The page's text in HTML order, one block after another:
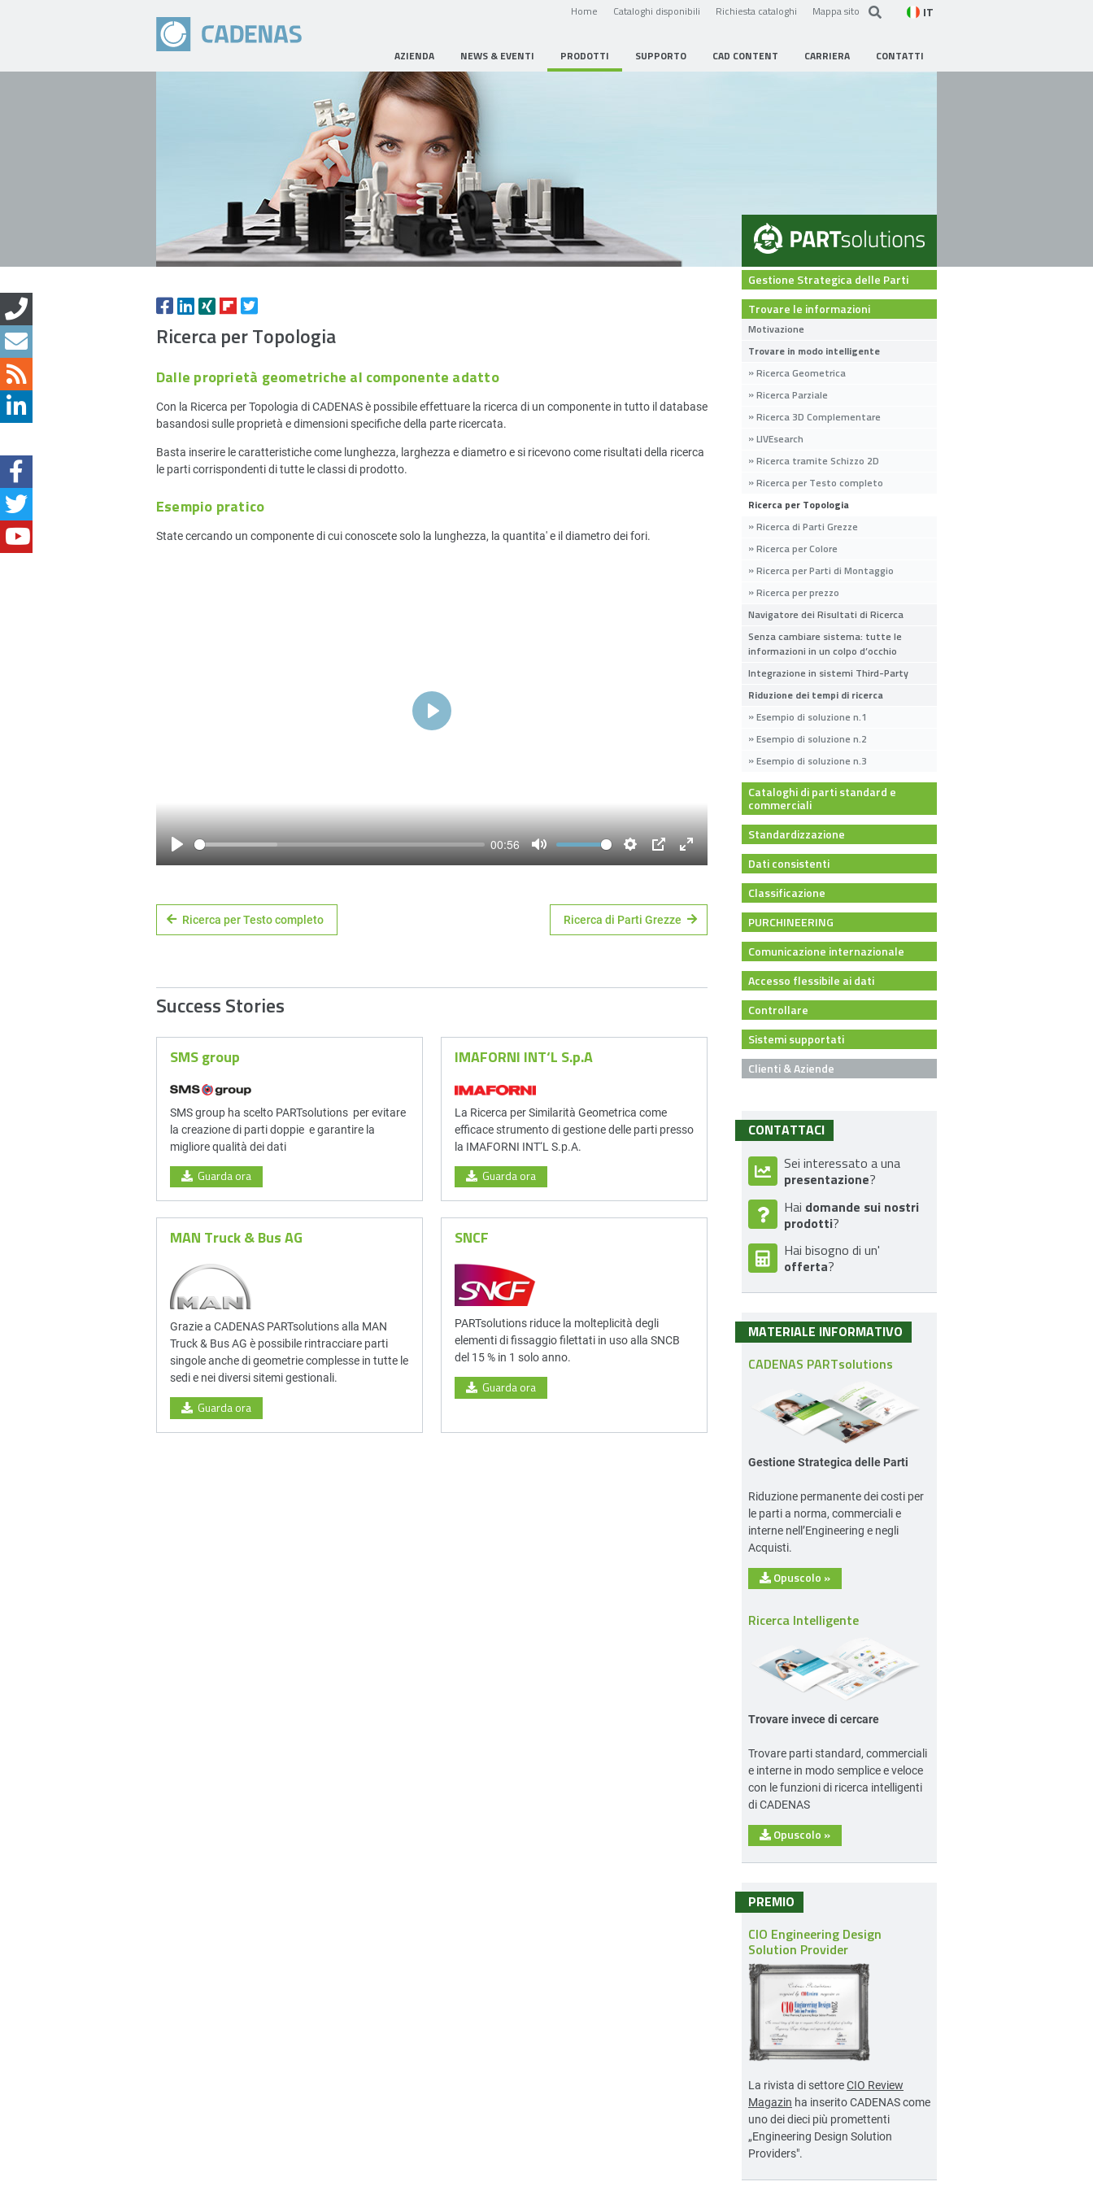
Home Cataloghi disponibili Richiesta cataloghi Mappa sito IT
AZIENDA NEWS & EVENTI PRODOTTI SUPPORTO CAD CONTENT CARRIERA CONTATTI
Ricerca per Topologia
Dalle proprietà geometriche al componente adatto
Con la Ricerca per Topologia di CADENAS è possibile effettuare la ricerca di un componente in tutto il database
basandosi sulle proprietà e dimensioni specifiche della parte ricercata.
Basta inserire le caratteristiche come lunghezza, larghezza e diametro e si ricevono come risultati della ricerca
le parti corrispondenti di tutte le classi di prodotto.
Esempio pratico
State cercando un componente di cui conoscete solo la lunghezza, la quantita' e il diametro dei fori.
Play
00:56
Mute
Settings
PIP
Enter
Play
Ricerca per Testo completo Ricerca di Parti Grezze
Success Stories
SMS group
SMS group ha scelto PARTsolutions per evitare
la creazione di parti doppie e garantire la
migliore qualità dei dati
Guarda ora
IMAFORNI INT‘L S.p.A
La Ricerca per Similarità Geometrica come
efficace strumento di gestione delle parti presso
la IMAFORNI INT‘L S.p.A.
Guarda ora
MAN Truck & Bus AG
Grazie a CADENAS PARTsolutions alla MAN
Truck & Bus AG è possibile rintracciare parti
singole anche di geometrie complesse in tutte le
sedi e nei diversi sitemi gestionali.
Guarda ora
SNCF
PARTsolutions riduce la molteplicità degli
elementi di fissaggio filettati in uso alla SNCB
del 15 % in 1 solo anno.
Guarda ora
Gestione Strategica delle Parti
Trovare le informazioni
Motivazione
Trovare in modo intelligente
Ricerca Geometrica
Ricerca Parziale
Ricerca 3D Complementare
LIVEsearch
Ricerca tramite Schizzo 2D
Ricerca per Testo completo
Ricerca per Topologia
Ricerca di Parti Grezze
Ricerca per Colore
Ricerca per Parti di Montaggio
Ricerca per prezzo
Navigatore dei Risultati di Ricerca
Senza cambiare sistema: tutte le
informazioni in un colpo d’occhio
Integrazione in sistemi Third-Party
Riduzione dei tempi di ricerca
Esempio di soluzione n.1
Esempio di soluzione n.2
Esempio di soluzione n.3
Cataloghi di parti standard e
commerciali
Standardizzazione
Dati consistenti
Classificazione
PURCHINEERING
Comunicazione internazionale
Accesso flessibile ai dati
Controllare
Sistemi supportati
Clienti & Aziende
CONTATTACI
Sei interessato a una
presentazione?
Hai domande sui nostri
prodotti?
Hai bisogno di un'
offerta?
MATERIALE INFORMATIVO
CADENAS PARTsolutions
Gestione Strategica delle Parti
Riduzione permanente dei costi per
le parti a norma, commerciali e
interne nell’Engineering e negli
Acquisti.
Opuscolo »
Ricerca Intelligente
Trovare invece di cercare
Trovare parti standard, commerciali
e interne in modo semplice e veloce
con le funzioni di ricerca intelligenti
di CADENAS
Opuscolo »
PREMIO
CIO Engineering Design
Solution Provider
La rivista di settoreCIO Review
Magazin ha inserito CADENAS come
uno dei dieci più promettenti
„Engineering Design Solution
Providers".